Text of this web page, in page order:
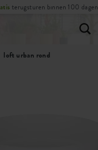
terugsturen binnen 100 dagen
loft urban rond